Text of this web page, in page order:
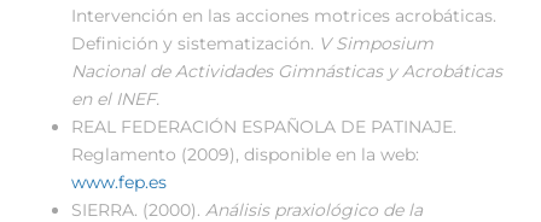
Intervención en las acciones motrices acrobáticas.
Definición y sistematización. V Simposium
Nacional de Actividades Gimnásticas y Acrobáticas
en el INEF.
REAL FEDERACIÓN ESPAÑOLA DE PATINAJE.
Reglamento (2009), disponible en la web:
www.fep.es
SIERRA. (2000). Análisis praxiológico de la